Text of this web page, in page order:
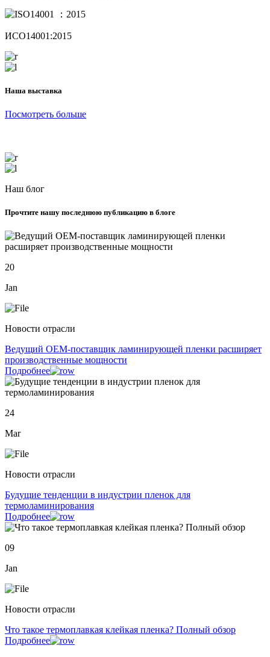
ИСО14001:2015
Наша выставка
Посмотреть больше
Наш блог
Прочтите нашу последнюю публикацию в блоге
20
Jan
Новости отрасли
Ведущий OEM-поставщик ламинирующей пленки расширяет
производственные мощности
Подробнее
24
Mar
Новости отрасли
Будущие тенденции в индустрии пленок для
термоламинирования
Подробнее
09
Jan
Новости отрасли
Что такое термоплавкая клейкая пленка? Полный обзор
Подробнее